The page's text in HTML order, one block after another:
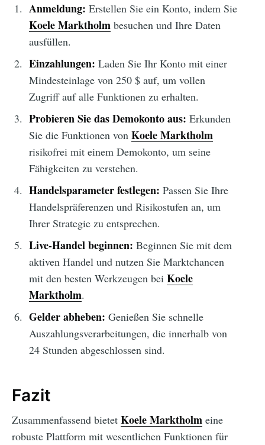
Anmeldung: Erstellen Sie ein Konto, indem Sie
Koele Marktholmbesuchen und Ihre Daten
ausfüllen.
Einzahlungen: Laden Sie Ihr Konto mit einer
Mindesteinlage von 250 $ auf, um vollen
Zugriff auf alle Funktionen zu erhalten.
Probieren Sie das Demokonto aus: Erkunden
Sie die Funktionen von Koele Marktholm
risikofrei mit einem Demokonto, um seine
Fähigkeiten zu verstehen.
Handelsparameter festlegen: Passen Sie Ihre
Handelspräferenzen und Risikostufen an, um
Ihrer Strategie zu entsprechen.
Live-Handel beginnen: Beginnen Sie mit dem
aktiven Handel und nutzen Sie Marktchancen
mit den besten Werkzeugen bei Koele
Marktholm.
Gelder abheben: Genießen Sie schnelle
Auszahlungsverarbeitungen, die innerhalb von
24 Stunden abgeschlossen sind.
Fazit
Zusammenfassend bietet Koele Marktholm eine
robuste Plattform mit wesentlichen Funktionen für